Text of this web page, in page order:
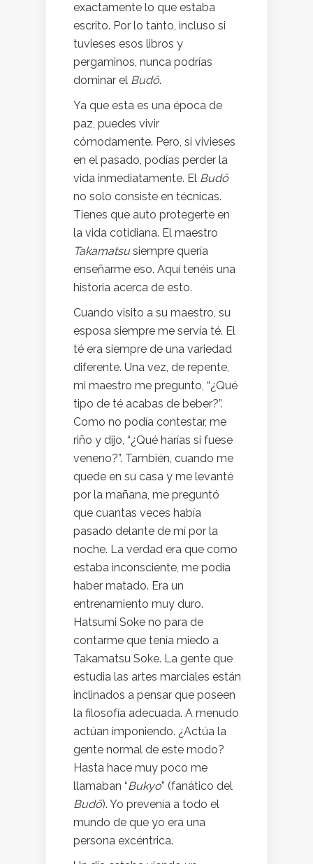
exactamente lo que estaba
escrito. Por lo tanto, incluso si
tuvieses esos libros y
pergaminos, nunca podrías
dominar el Budō.
Ya que esta es una época de
paz, puedes vivir
cómodamente. Pero, si vivieses
en el pasado, podías perder la
vida inmediatamente. El Budō
no solo consiste en técnicas.
Tienes que auto protegerte en
la vida cotidiana. El maestro
Takamatsusiempre quería
enseñarme eso. Aquí tenéis una
historia acerca de esto.
Cuando visito a su maestro, su
esposa siempre me servía té. El
té era siempre de una variedad
diferente. Una vez, de repente,
mi maestro me pregunto, “¿Qué
tipo de té acabas de beber?”.
Como no podía contestar, me
riño y dijo, “¿Qué harías si fuese
veneno?”. También, cuando me
quede en su casa y me levanté
por la mañana, me preguntó
que cuantas veces había
pasado delante de mí por la
noche. La verdad era que como
estaba inconsciente, me podía
haber matado. Era un
entrenamiento muy duro.
Hatsumi Soke no para de
contarme que tenía miedo a
Takamatsu Soke. La gente que
estudia las artes marciales están
inclinados a pensar que poseen
la filosofía adecuada. A menudo
actúan imponiendo. ¿Actúa la
gente normal de este modo?
Hasta hace muy poco me
llamaban “Bukyo” (fanático del
Budō). Yo prevenía a todo el
mundo de que yo era una
persona excéntrica.